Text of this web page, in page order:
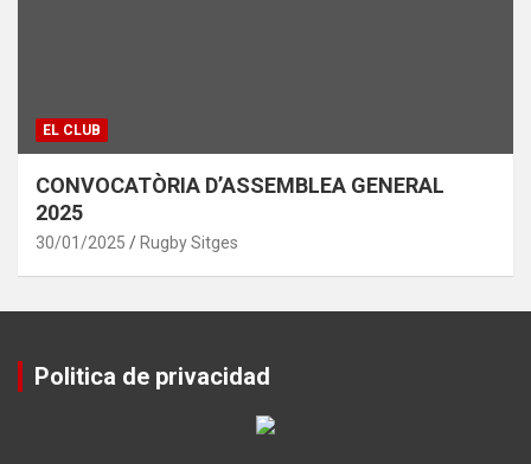
EL CLUB
CONVOCATÒRIA D’ASSEMBLEA GENERAL
2025
30/01/2025 Rugby Sitges
Politica de privacidad